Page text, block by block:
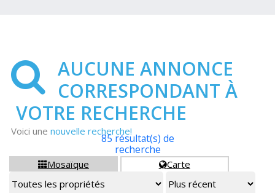
AUCUNE ANNONCE
CORRESPONDANT À
VOTRE RECHERCHE
Voici une nouvelle recherche!
Mosaïque Carte
85 résultat(s) de
recherche